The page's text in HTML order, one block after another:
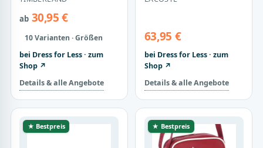
ab30,95 €
10 Varianten · Größen
bei Dress for Less · zum
Shop ↗
Details & alle Angebote
63,95 €
bei Dress for Less · zum
Shop ↗
Details & alle Angebote
★ Bestpreis ★ Bestpreis